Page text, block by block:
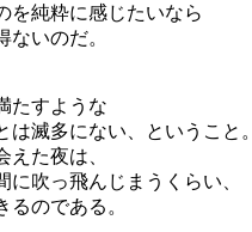
を純粋に感じたいなら
いのだ。
たすような
滅多にない、ということ。
た夜は、
吹っ飛んじまうくらい、
のである。